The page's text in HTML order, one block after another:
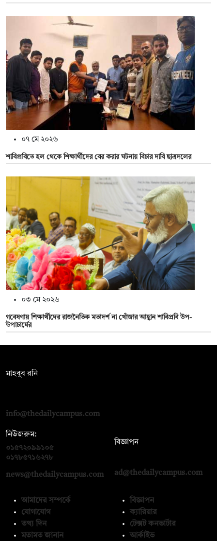
০৭ মে ২০২৬
শাবিপ্রবিতে হল থেকে শিক্ষার্থীদের বের করার ঘটনায় বিচার দাবি ছাত্রদলের
০৩ মে ২০২৬
গবেষণায় শিক্ষার্থীদের রাজনৈতিক মতাদর্শ না খোঁজার আহ্বান শাবিপ্রবি উপ-
উপাচার্যের
মাহবুব রনি
info@thedailycampus.com
নিউজরুম:
০১৫৭২০৯৯১০৫
০১৭৮৫৭১৬২৭৮
news@thedailycampus.com
বিজ্ঞাপন
ad@thedailycampus.com
আমাদের সম্পর্কে
যোগাযোগ
তথ্য দিন
মতামত জানান
বিজ্ঞাপন
ক্যারিয়ার
টেক্সট কনভার্টার
আর্কাইভ